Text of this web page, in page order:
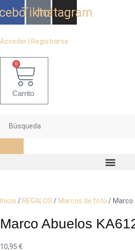
al
Tiktok
Instagram
Acceder | Registrarse
0
Carrito
Inicio / REGALOS / Marcos de foto / Marco
Marco Abuelos
10,95 €